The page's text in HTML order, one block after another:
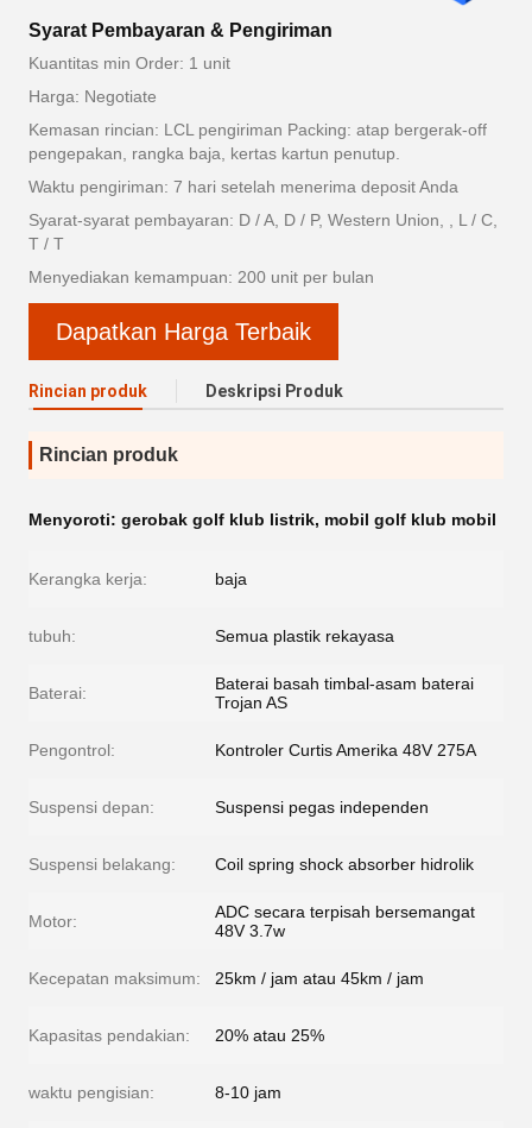
Syarat Pembayaran & Pengiriman
Kuantitas min Order: 1 unit
Harga: Negotiate
Kemasan rincian: LCL pengiriman Packing: atap bergerak-off
pengepakan, rangka baja, kertas kartun penutup.
Waktu pengiriman: 7 hari setelah menerima deposit Anda
Syarat-syarat pembayaran: D / A, D / P, Western Union, , L / C,
T / T
Menyediakan kemampuan: 200 unit per bulan
Dapatkan Harga Terbaik
Rincian produk Deskripsi Produk
Rincian produk
Menyoroti: gerobak golf klub listrik, mobil golf klub mobil
Kerangka kerja: baja
tubuh: Semua plastik rekayasa
Baterai:
Baterai basah timbal-asam baterai
Trojan AS
Pengontrol: Kontroler Curtis Amerika 48V 275A
Suspensi depan: Suspensi pegas independen
Suspensi belakang: Coil spring shock absorber hidrolik
Motor:
ADC secara terpisah bersemangat
48V 3.7w
Kecepatan maksimum: 25km / jam atau 45km / jam
Kapasitas pendakian: 20% atau 25%
waktu pengisian: 8-10 jam